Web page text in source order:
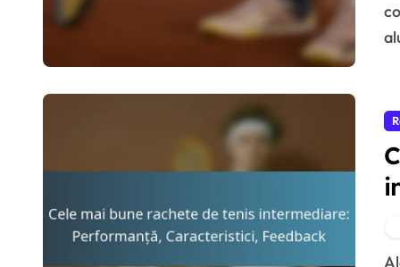
Alegerea rachetei de tenis intermediare potrivite este